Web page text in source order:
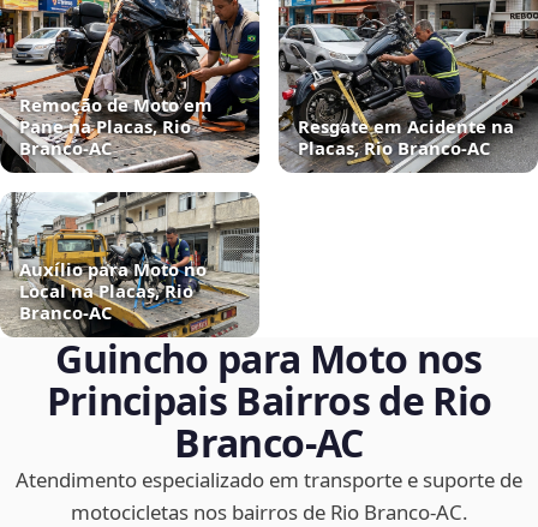
Remoção de Moto em
Pane na Placas, Rio
Branco‑AC
Resgate em Acidente na
Placas, Rio Branco‑AC
Auxílio para Moto no
Local na Placas, Rio
Branco‑AC
Guincho para Moto nos
Principais Bairros de Rio
Branco‑AC
Atendimento especializado em transporte e suporte de
motocicletas nos bairros de Rio Branco‑AC.